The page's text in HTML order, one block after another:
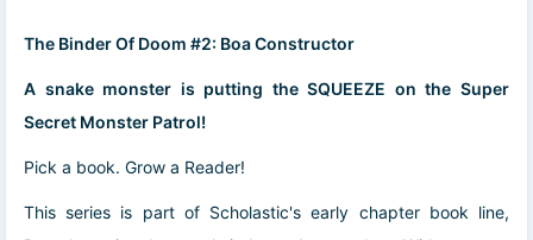
The Binder Of Doom #2: Boa Constructor
A snake monster is putting the SQUEEZE on the Super
Secret Monster Patrol!
Pick a book. Grow a Reader!
This series is part of Scholastic's early chapter book line,